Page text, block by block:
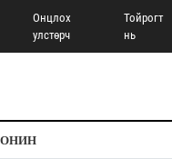
Онцлох
улстөрч
Тойрогт
нь